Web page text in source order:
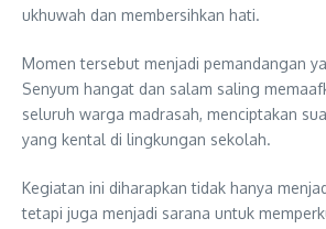
ukhuwah dan membersihkan hati.
Momen tersebut menjadi pemandangan
Senyum hangat dan salam saling
seluruh warga madrasah, menciptakan
yang kental di lingkungan sekolah.
Kegiatan ini diharapkan tidak hanya
tetapi juga menjadi sarana untuk